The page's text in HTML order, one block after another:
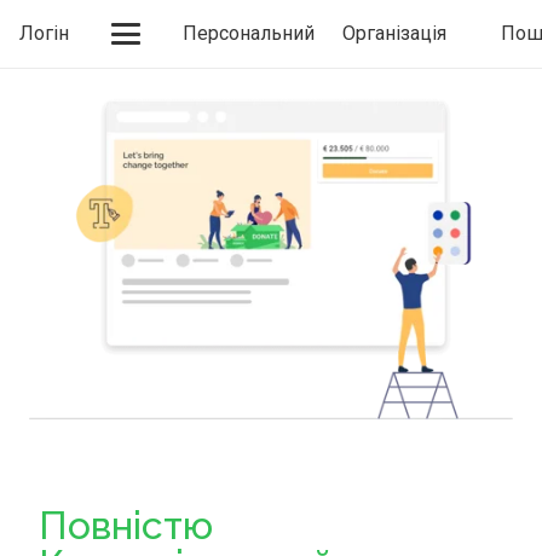
Логін Персональний Організація
Повністю